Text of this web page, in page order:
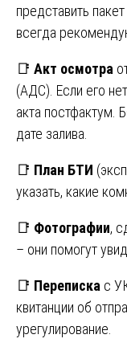
представить
всегда
📑 Акт осмотра
(АДС). Если его
акта постфактум.
дате залива.
📑 План БТИ
указать, какие
📑 Фотографии,
– они помогут
📑 Переписка с
квитанции об
урегулирование.